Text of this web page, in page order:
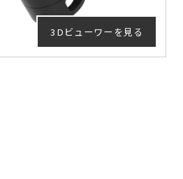
3Dビューワーを見る